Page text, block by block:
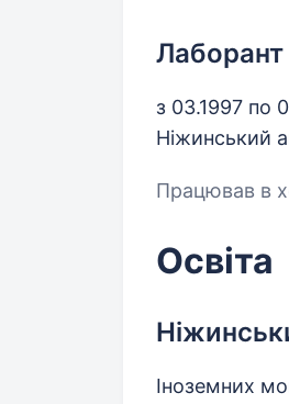
Лаборант
з 03.1997 по
Ніжинський
Працював в
Освіта
Іноземних